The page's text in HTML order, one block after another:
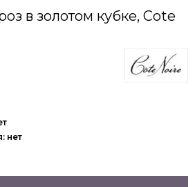
в золотом кубке, Cote